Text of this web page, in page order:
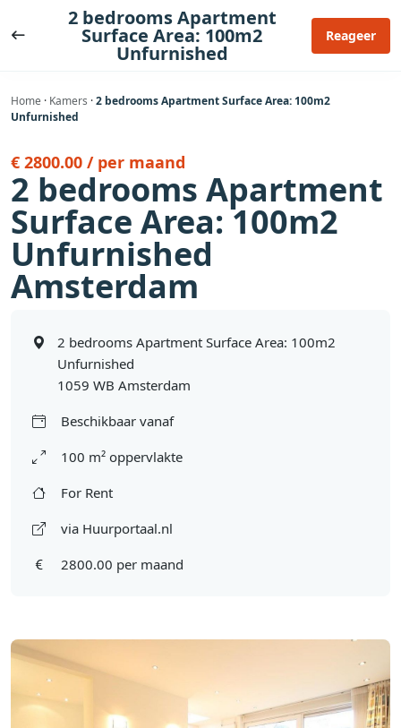
naar
2 bedrooms Apartment
Surface Area: 100m2
Unfurnished
Reageer
Home · Kamers ·2 bedrooms Apartment Surface Area: 100m2
Unfurnished
€ 2800.00 / per maand
2 bedrooms Apartment
Surface Area: 100m2
Unfurnished
Amsterdam
2 bedrooms Apartment Surface Area: 100m2
Unfurnished
1059 WB Amsterdam
Beschikbaar vanaf
100 m² oppervlakte
For Rent
via Huurportaal.nl
2800.00 per maand